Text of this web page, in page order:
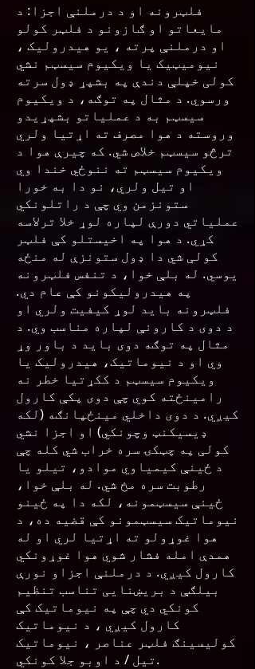
فلټرونه او د درملنې اجزا: د
مایعاتو او ګازونو د فلټر کولو
او درملنې پرته ، یو هیدرولیک ،
نیومیټیک یا ویکیوم سیسټم نشي
کولی خپلې دندې په بشپړ ډول سرته
ورسوي. د مثال په توګه، د ویکیوم
سیسټم به د عملیاتو بشپړیدو
وروسته د هوا مصرف ته اړتیا ولري
ترڅو سیسټم خلاص شي. که چیرې هوا د
ویکیوم سیسټم ته ننوځي خندا وي
او تیل ولري، نو دا به خورا
ستونزمن وي چې د راتلونکي
عملیاتي دورې لپاره لوړ خلا ترلاسه
کړي. د هوا په اخیستلو کې فلټر
کولی شي دا ډول ستونزې له منځه
یوسي. له بلې خوا، د تنفس فلټرونه
په هیدرولیکونو کې عام دي.
فلټرونه باید لوړ کیفیت ولري او
د دوی د کارونې لپاره مناسب وي. د
مثال په توګه دوی باید د باور وړ
وي او د نیوماتیک، هیدرولیک یا
ویکیوم سیسټم د ککړتیا خطر نه
رامینځته کوي چې دوی پکې کارول
کیږي. د دوی داخلي مینځپانګه (لکه
ډیسیکنټ وچونکي) او اجزا نشي
کولی په چټکۍ سره خراب شي کله چې
د ځینې کیمیاوي موادو، تیلو یا
رطوبت سره مخ شي. له بلې خوا،
ځینې سیسټمونه، لکه دا په ځینو
نیوماتیک سیسټمونو کې قضیه ده، د
هوا غوړولو ته اړتیا لري او له
همدې امله فشار شوي هوا غوړونکي
کارول کیږي. د درملنې اجزاو نورې
بیلګې د بریښنایی تناسب تنظیم
کونکي دي چې په نیوماتیک کې
کارول کیږي ، د نیوماتیک
کولیسینګ فلټر عناصر ، نیوماتیک
تیل / د اوبو جلا کونکي.